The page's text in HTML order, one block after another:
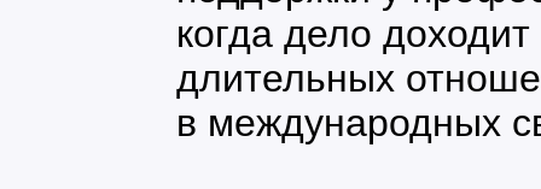
когда дело
длительных
в международных